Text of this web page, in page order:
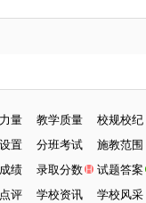
量 教学质量
校规校纪
置 分班考试
施教范围
绩 录取分数
试题答案
评 学校资讯
学校风采